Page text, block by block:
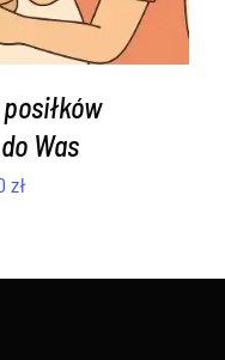
Was
zł